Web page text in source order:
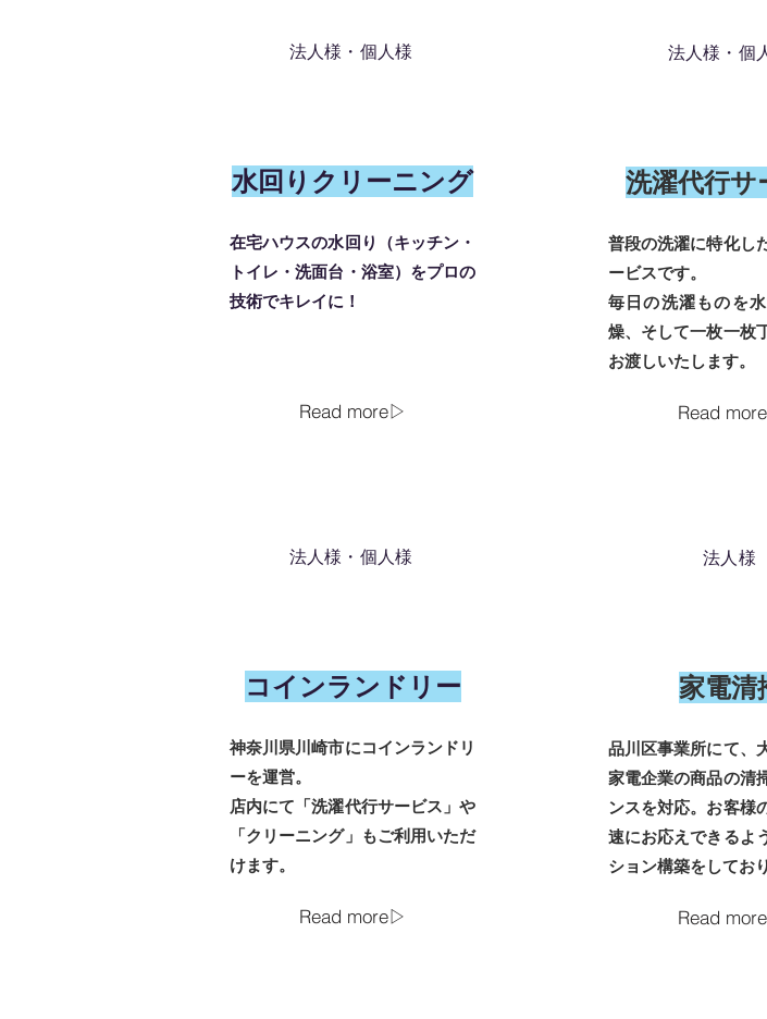
​法人様・個人様
水回りクリーニング
​在宅ハウスの水回り（キッチン・
トイレ・洗面台・浴室）をプロの
技術でキレイに！
Read more▷
​法人様・個人様
​コインランドリー
神奈川県川崎市にコインランドリ
ーを運営。
​店内にて「洗濯代行サービス」や
「クリーニング」もご利用いただ
けます。
Read more▷
法人様・個
洗濯代行サ
普段の洗濯に特化し
ービスです。
毎日の洗濯ものを
燥、そして一枚一枚
お渡しいたします。
Read
​法人様
家電清
品川区事業所にて、
家電企業の商品の清
ンスを対応。​お客様
速にお応えできるよ
ション構築をしてお
Read